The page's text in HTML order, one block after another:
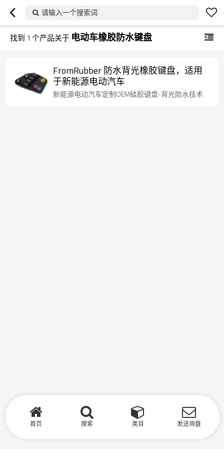
请输入一个搜索词
找到 1 个产品关于 电动车橡胶防水键盘
FromRubber 防水背光橡胶键盘，适用
于新能源电动汽车
新能源电动汽车定制OEM硅胶键盘-背光防水技术
首页 搜索 类目 发送询盘